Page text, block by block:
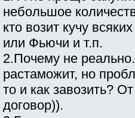
небольшое
кто возит кучу
или Фьючи и т.п.
2.Почему не
растаможит, но
то и как завозить?
договор)).